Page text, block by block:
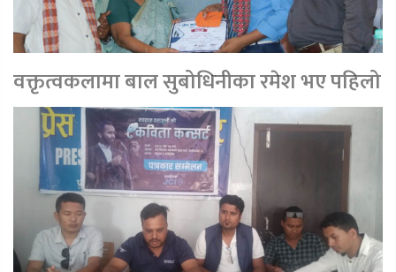
वक्तृत्वकलामा बाल सुबोधिनीका रमेश भए पहिलो